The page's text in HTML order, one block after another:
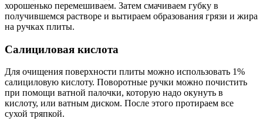
хорошенько перемешиваем. Затем смачиваем губку в
получившемся растворе и вытираем образования грязи и жира
на ручках плиты.
Салициловая кислота
Для очищения поверхности плиты можно использовать 1%
салициловую кислоту. Поворотные ручки можно почистить
при помощи ватной палочки, которую надо окунуть в
кислоту, или ватным диском. После этого протираем все
сухой тряпкой.